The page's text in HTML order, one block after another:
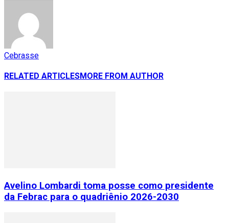
Cebrasse
RELATED ARTICLESMORE FROM AUTHOR
Avelino Lombardi toma posse como presidente
da Febrac para o quadriênio 2026-2030